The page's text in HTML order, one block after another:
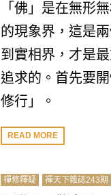
「佛」是在無形
的現象界，這是
到實相界，才是
追求的。首先要
修行」。
READ MORE
禪修釋疑 禪天下雜誌243期